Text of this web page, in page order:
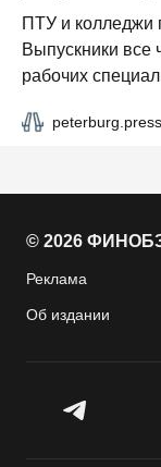
ПТУ и колледжи
Выпускники все
рабочих
peterburg.press
© 2026
Реклама
Об издании